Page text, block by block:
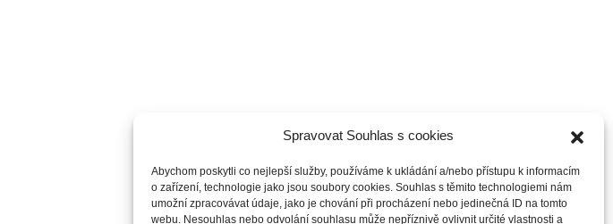
Spravovat Souhlas s cookies
Abychom poskytli co nejlepší služby, používáme k ukládání a/nebo přístupu k informacím
o zařízení, technologie jako jsou soubory cookies. Souhlas s těmito technologiemi nám
umožní zpracovávat údaje, jako je chování při procházení nebo jedinečná ID na tomto
webu. Nesouhlas nebo odvolání souhlasu může nepříznivě ovlivnit určité vlastnosti a